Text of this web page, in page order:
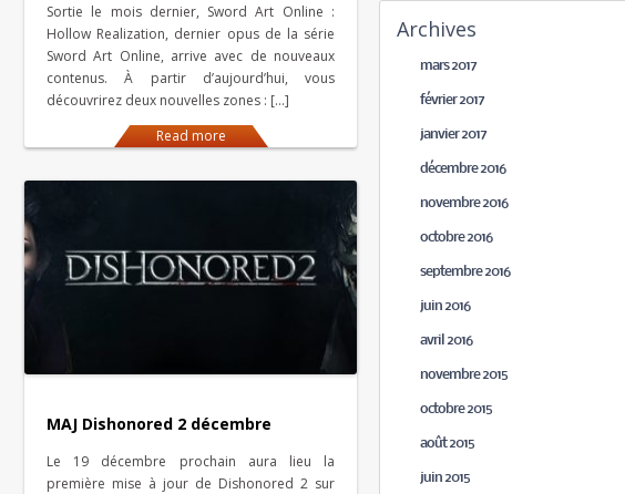
Sortie le mois dernier, Sword Art Online :
Hollow Realization, dernier opus de la série
Sword Art Online, arrive avec de nouveaux
contenus. À partir d’aujourd’hui, vous
découvrirez deux nouvelles zones : […]
Read more
MAJ Dishonored 2 décembre
Le 19 décembre prochain aura lieu la
première mise à jour de Dishonored 2 sur
Archives
mars 2017
février 2017
janvier 2017
décembre 2016
novembre 2016
octobre 2016
septembre 2016
juin 2016
avril 2016
novembre 2015
octobre 2015
août 2015
juin 2015